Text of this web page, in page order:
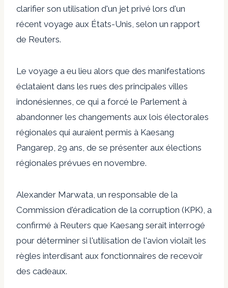
clarifier son utilisation d'un jet privé lors d'un
récent voyage aux États-Unis, selon un rapport
de Reuters.
Le voyage a eu lieu alors que des manifestations
éclataient dans les rues des principales villes
indonésiennes, ce qui a forcé le Parlement à
abandonner les changements aux lois électorales
régionales qui auraient permis à Kaesang
Pangarep, 29 ans, de se présenter aux élections
régionales prévues en novembre.
Alexander Marwata, un responsable de la
Commission d'éradication de la corruption (KPK), a
confirmé à Reuters que Kaesang serait interrogé
pour déterminer si l'utilisation de l'avion violait les
règles interdisant aux fonctionnaires de recevoir
des cadeaux.